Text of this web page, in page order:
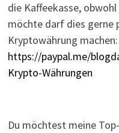
die Kaffeekasse,
möchte darf dies gerne
Kryptowährung machen:
https://paypal.me/
Krypto-Währungen
Du möchtest meine